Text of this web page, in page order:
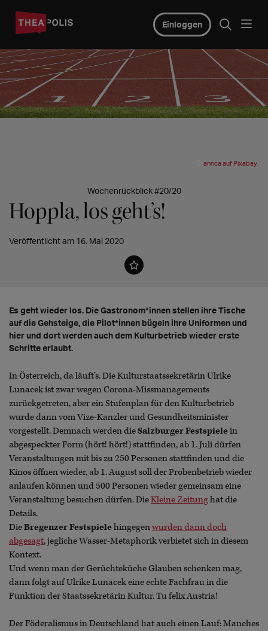
Einloggen
annca auf Pixabay
Wochenrückblick #20/20
Hoppla, los geht’s!
Veröffentlicht am 16. Mai 2020
Es geht wieder los. Die Gastronom*innen stellen ihre Tische
auf die Gehsteige, die Pilot*innen bügeln ihre Uniformen und
hier und dort werden auch dem Kulturbetrieb wieder erste
Schritte erlaubt.
In Österreich, da läuft’s. Die Kulturstaatssekretärin Ulrike
Lunacek ist zwar wegen Corona-Missmanagements
zurückgetreten, aber ein Stufenplan für den Kulturbetrieb
wurde dann vom Vize-Kanzler und Gesundheitsminister
vorgestellt. Demnach werden dieSalzburger Festspielein
abgespeckter Form (hört! hört!) stattfinden, ab 1. Juli dürfen
Veranstaltungen mit bis zu 250 Personen stattfinden und die
Kinos öffnen wieder, ab 1. August soll der Probenbetrieb wieder
anlaufen können und 500 Personen wieder gemeinsam eine
Veranstaltung besuchen dürfen. DieKleine Zeitunghat die
Details.
DieBregenzer Festspielehingegenwurden dann doch
abgesagt, jegliche Wasser-Metaphorik verbietet sich in diesem
Kontext.
Und wenn man der Gerüchteküche Glauben schenken mag,
dann folgt auf Ulrike Lunacek eine echte Fachfrau in die
Funktion der Staatssekretärin Kultur. Tu felix Austria!
Der Föderalismus in Deutschland hat auch einen Lauf: Manches